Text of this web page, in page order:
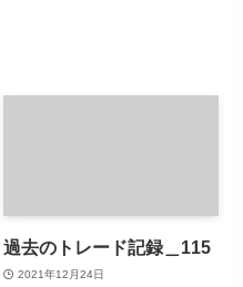
過去のトレード記録＿115
2021年12月24日